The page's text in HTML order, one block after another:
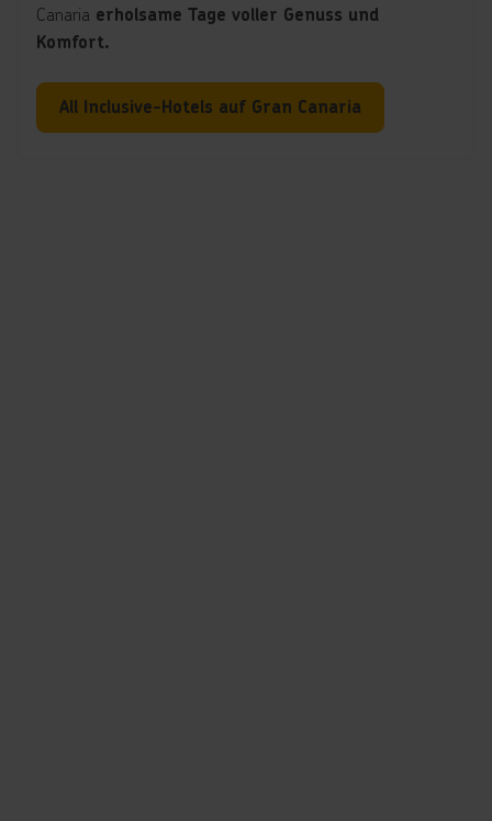
Canaria erholsame Tage voller Genuss und
Komfort.
All Inclusive-Hotels auf Gran Canaria